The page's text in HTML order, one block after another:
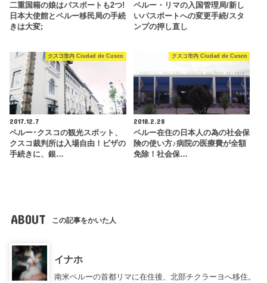
二重国籍の娘はパスポートも2つ!
日本大使館とペルー移民局の手続
きは大変;
ペルー・リマの入国管理局/新し
いパスポートへの変更手続/スタ
ンプの押し直し
クスコ市内 Ciudad de Cusco
2017.12.7
ペルー･クスコの観光スポット、
クスコ裁判所は入場自由！ビザの
手続きに、銀…
クスコ市内 Ciudad de Cusco
2018.2.28
ペルー在住の日本人の為の社会保
険の使い方♪病院の医療費が全額
免除！社会保…
ABOUT この記事をかいた人
イナホ
南米ペルーの首都リマに在住後、北部チクラーヨへ移住。